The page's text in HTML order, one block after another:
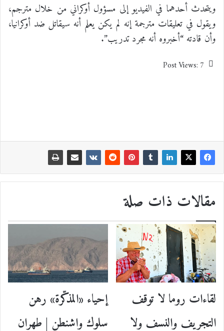
ويتحدث أحدهما في الفيديو إلى مسؤول أوكراني من خلال مترجم،
ويقول في تعليقات مترجمة إنه لم يكن يعلم أنه سيقاتل ضد أوكرانيا،
وأن قادته “أخبروه أنه مجرد تدريب”.
Post Views: 7
مقالات ذات صلة
لقاءات روما لا توقف
التجريف والنسف ولا
إحياء «المذكّرة» رهن
سلوك واشنطن | طهران